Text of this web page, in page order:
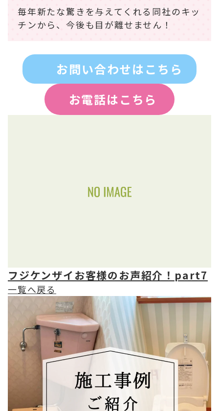
毎年新たな驚きを与えてくれる同社のキッ
チンから、今後も目が離せません！
お問い合わせはこちら
お電話はこちら
フジケンザイお客様のお声紹介！part7
一覧へ戻る